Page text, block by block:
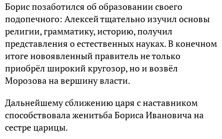
Борис позаботился об образовании своего
подопечного: Алексей тщательно изучил основы
религии, грамматику, историю, получил
представления о естественных науках. В конечном
итоге новоявленный правитель не только
приобрёл широкий кругозор, но и возвёл
Морозова на вершину власти.
Дальнейшему сближению царя с наставником
способствовала женитьба Бориса Ивановича на
сестре царицы.